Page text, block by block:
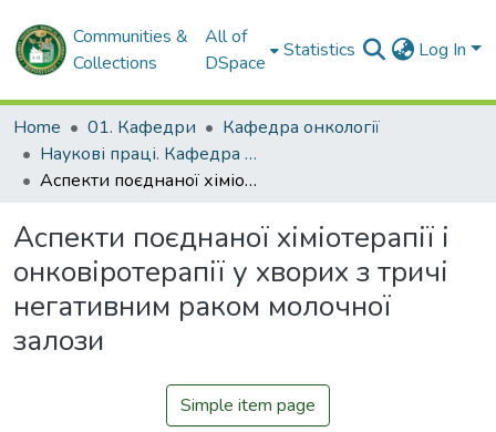
Communities &
Collections
All of
DSpace
Statistics Log In
Home 01. Кафедри
Кафедра онкології
Наукові праці. Кафедра онкології
Аспекти поєднаної хіміотерапії і онковіротерапії у хворих з тричі негативним раком молочної залози
Аспекти поєднаної хіміотерапії і
онковіротерапії у хворих з тричі
негативним раком молочної
залози
Simple item page